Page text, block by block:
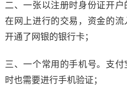
二、一张以注册时身份证开
在网上进行的交易，资金的
开通了网银的银行卡；
三、一个常用的手机号。支
时也需要进行手机验证；